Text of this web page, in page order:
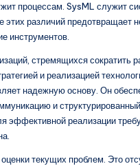
процессам. SysML служит
этих различий предотвращает
инструментов.
стремящихся сократить
и реализацией
надежную основу. Он
и
эффективной реализации
текущих проблем. Это